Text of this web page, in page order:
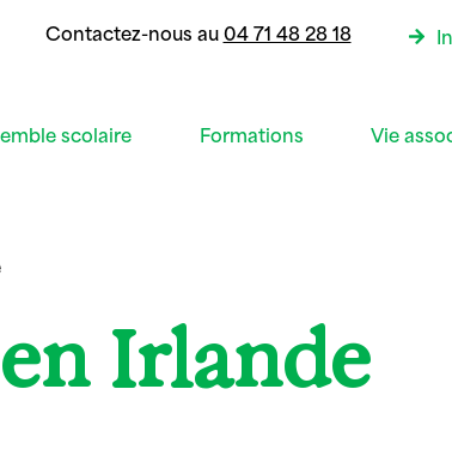
Contactez-nous au04 71 48 28 18
scolaire Formations Vie
Irlande